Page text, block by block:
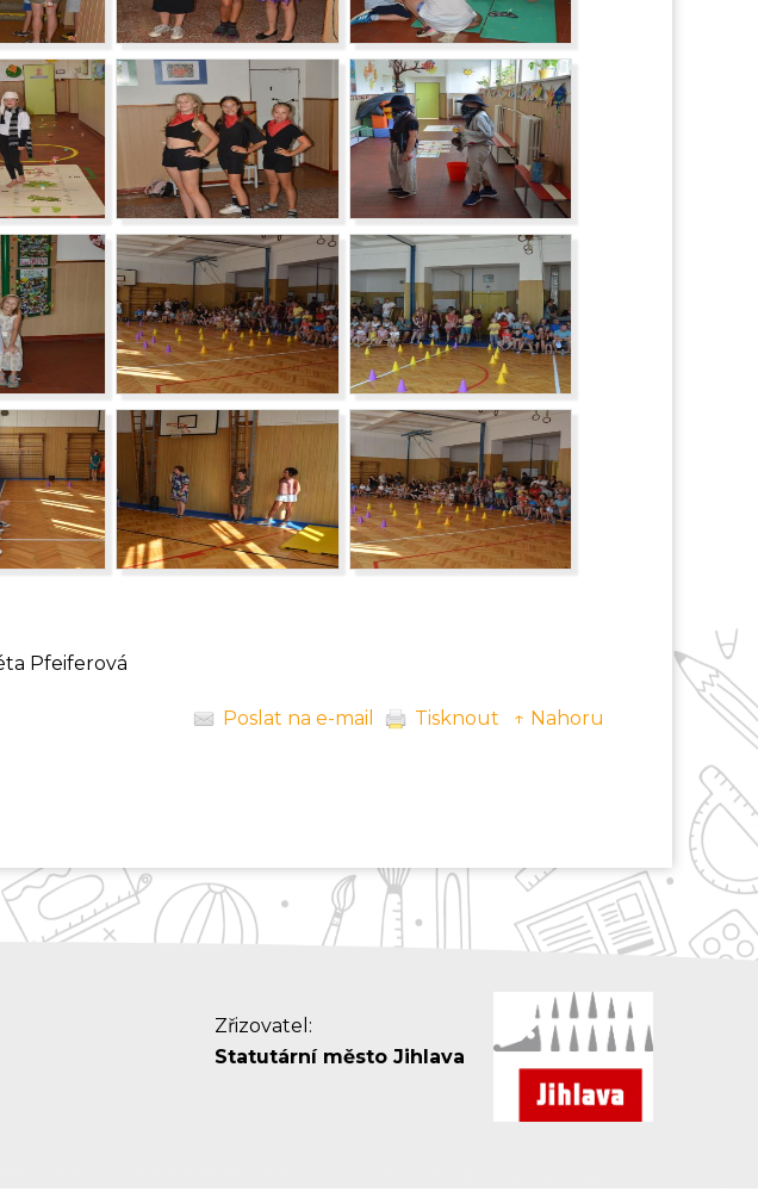
Pfeiferová
Poslat na e-mail Tisknout ↑ Nahoru
Zřizovatel:
Statutární město Jihlava